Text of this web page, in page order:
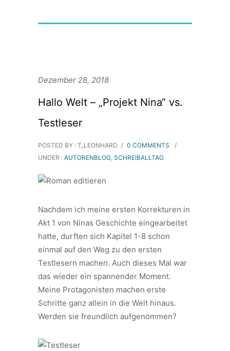
Dezember 28, 2018
Hallo Welt – „Projekt Nina“ vs.
Testleser
POSTED BY : T_LEONHARD / 0 COMMENTS
/
UNDER : AUTORENBLOG, SCHREIBALLTAG
Nachdem ich meine ersten Korrekturen in
Akt 1 von Ninas Geschichte eingearbeitet
hatte, durften sich Kapitel 1-8 schon
einmal auf den Weg zu den ersten
Testlesern machen. Auch dieses Mal war
das wieder ein spannender Moment.
Meine Protagonisten machen erste
Schritte ganz allein in die Welt hinaus.
Werden sie freundlich aufgenommen?